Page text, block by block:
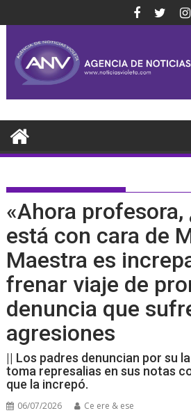
al
contenido
«Ahora profesora,
está con cara de
Maestra es
frenar viaje de
denuncia que
agresiones
|| Los padres denuncian por su
toma represalias en sus notas
que la increpó.
06/07/2026 Ce ere & ese